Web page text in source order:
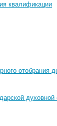
квалификации
отобрания
духовной